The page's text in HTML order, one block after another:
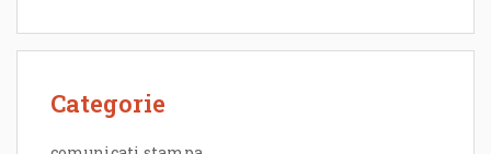
Categorie